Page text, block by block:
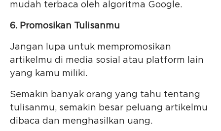
mudah terbaca oleh algoritma Google.
6. Promosikan Tulisanmu
Jangan lupa untuk mempromosikan
artikelmu di media sosial atau platform lain
yang kamu miliki.
Semakin banyak orang yang tahu tentang
tulisanmu, semakin besar peluang artikelmu
dibaca dan menghasilkan uang.